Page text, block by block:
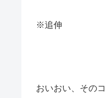
※追伸
おいおい、その